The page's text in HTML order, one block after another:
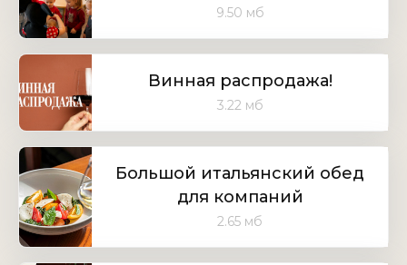
9.50 мб
Винная распродажа!
3.22 мб
Большой итальянский обед
для компаний
2.65 мб